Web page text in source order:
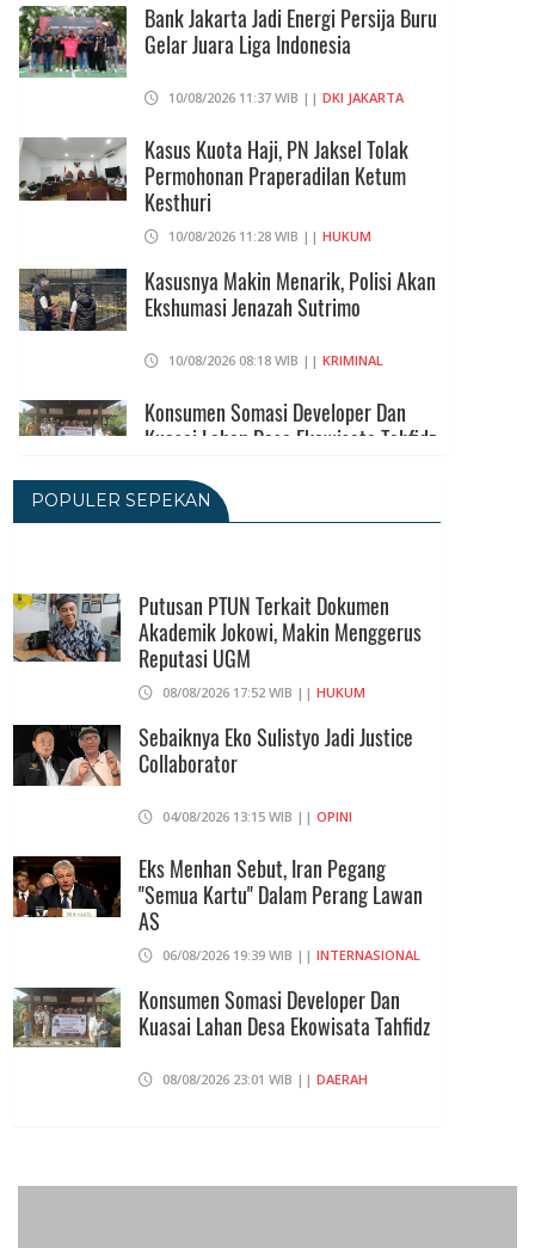
Bank Jakarta Jadi Energi Persija Buru
Gelar Juara Liga Indonesia
10/08/2026 11:37 WIB || DKI JAKARTA
Kasus Kuota Haji, PN Jaksel Tolak
Permohonan Praperadilan Ketum
Kesthuri
10/08/2026 11:28 WIB || HUKUM
Kasusnya Makin Menarik, Polisi Akan
Ekshumasi Jenazah Sutrimo
10/08/2026 08:18 WIB || KRIMINAL
Konsumen Somasi Developer Dan
Kuasai Lahan Desa Ekowisata Tahfidz
08/08/2026 23:01 WIB ||
08/08/2026 20:09 WIB || DKI JAKARTA
Putusan PTUN Terkait Dokumen
Akademik Jokowi, Makin Menggerus
Reputasi UGM
08/08/2026 17:52 WIB ||
POPULER SEPEKAN
Putusan PTUN Terkait Dokumen
Akademik Jokowi, Makin Menggerus
Reputasi UGM
08/08/2026 17:52 WIB || HUKUM
Sebaiknya Eko Sulistyo Jadi Justice
Collaborator
04/08/2026 13:15 WIB || OPINI
Eks Menhan Sebut, Iran Pegang
"Semua Kartu" Dalam Perang Lawan
AS
06/08/2026 19:39 WIB || INTERNASIONAL
Konsumen Somasi Developer Dan
Kuasai Lahan Desa Ekowisata Tahfidz
08/08/2026 23:01 WIB || DAERAH
206 Juta